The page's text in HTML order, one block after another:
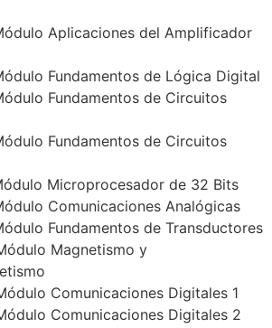
Aplicaciones del Amplificador
Fundamentos de Lógica Digital
Fundamentos de Circuitos
Fundamentos de Circuitos
Microprocesador de 32 Bits
Comunicaciones Analógicas
Fundamentos de Transductores
Magnetismo y
Comunicaciones Digitales 1
Comunicaciones Digitales 2